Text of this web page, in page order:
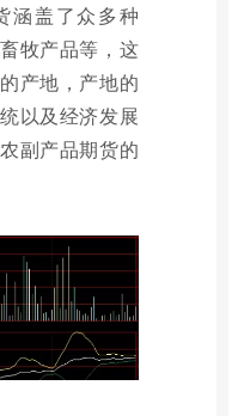
涵盖了众多种
牧产品等，这
产地，产地的
以及经济发展
副产品期货的